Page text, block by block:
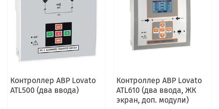
Контроллер АВР Lovato
ATL500 (два ввода)
Контроллер АВР Lovato
ATL610 (два ввода, ЖК
экран, доп. модули)